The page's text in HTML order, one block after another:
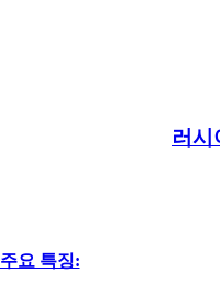
러시
주요 특징: